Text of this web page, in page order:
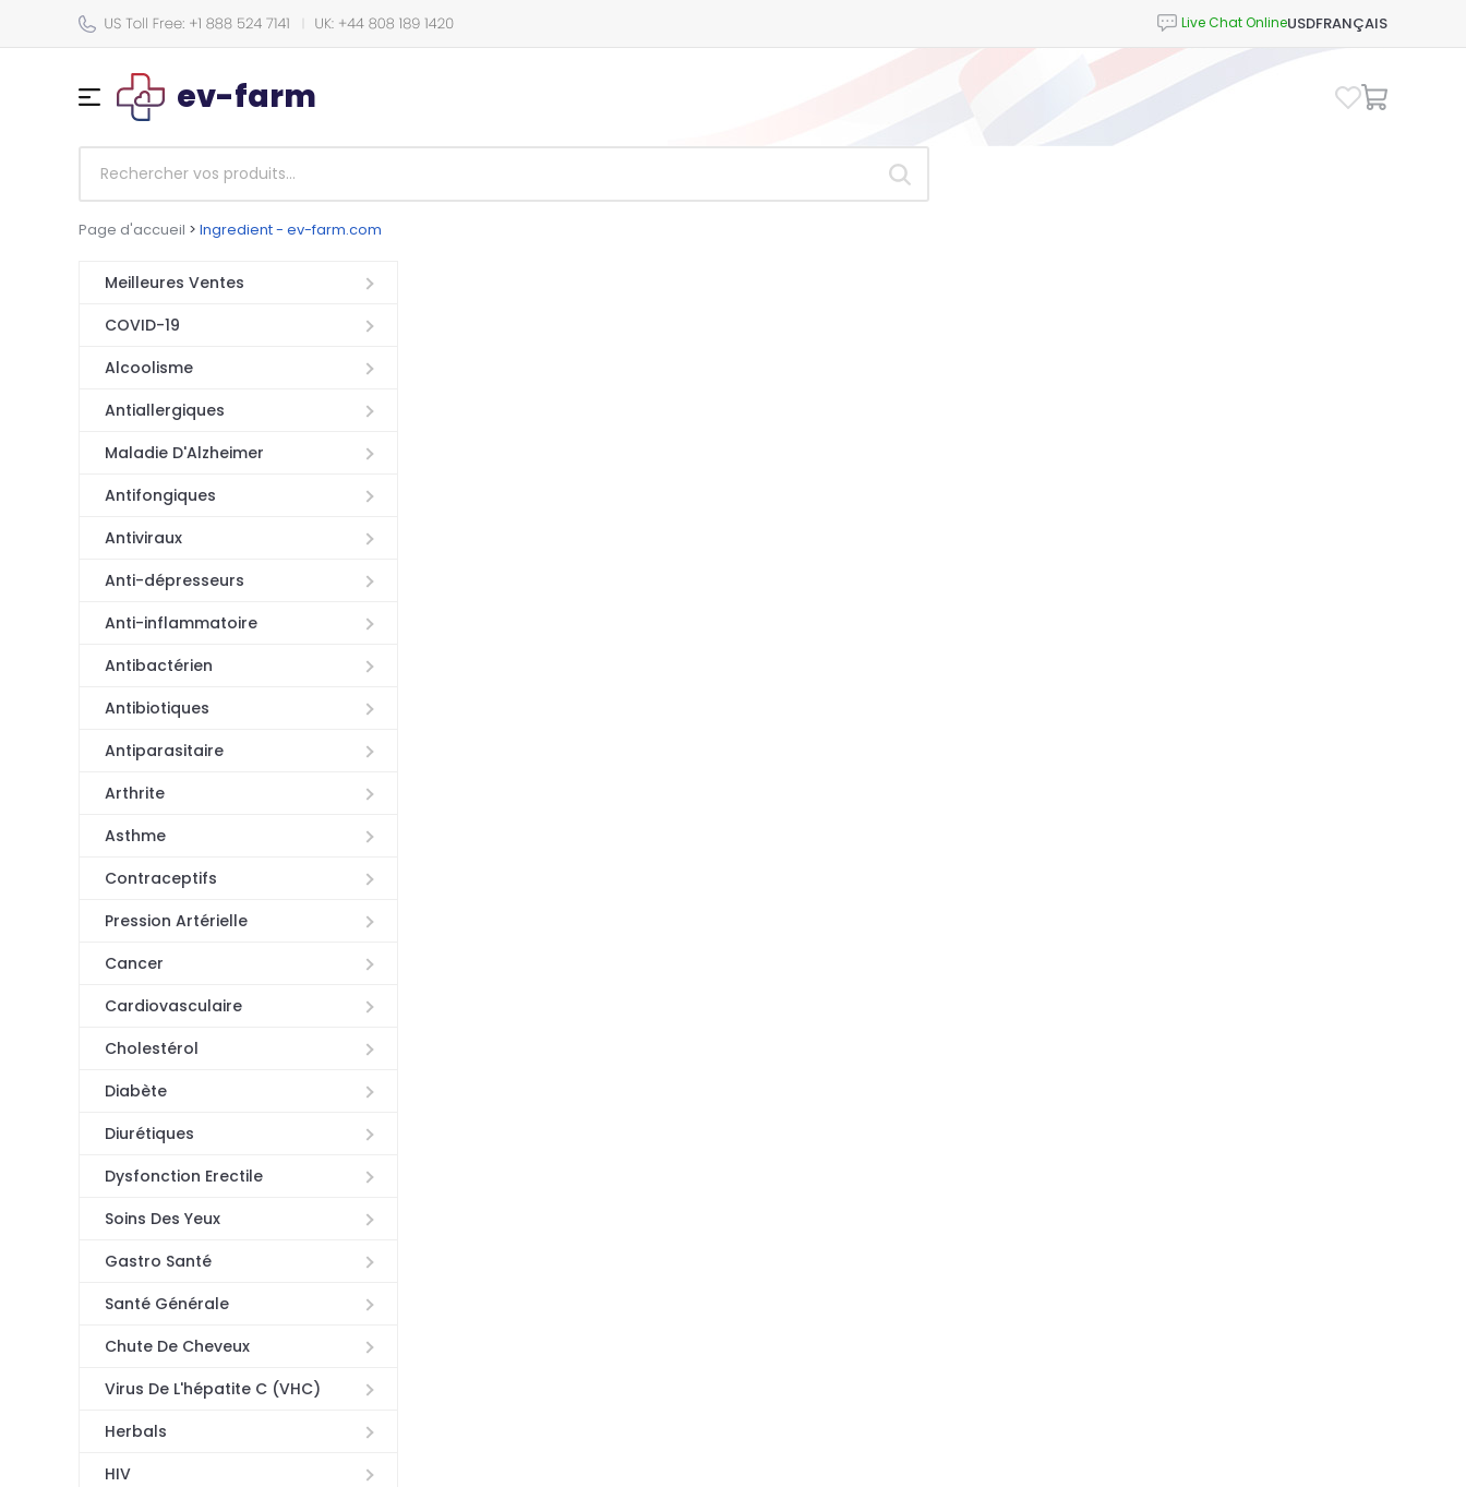
USDFRANÇAIS
ev-farm
Page d'accueil > Ingredient - ev-farm.com
Meilleures Ventes
COVID-19
Alcoolisme
Antiallergiques
Maladie D'Alzheimer
Antifongiques
Antiviraux
Anti-dépresseurs
Anti-inflammatoire
Antibactérien
Antibiotiques
Antiparasitaire
Arthrite
Asthme
Contraceptifs
Pression Artérielle
Cancer
Cardiovasculaire
Cholestérol
Diabète
Diurétiques
Dysfonction Erectile
Soins Des Yeux
Gastro Santé
Santé Générale
Chute De Cheveux
Virus De L'hépatite C (VHC)
Herbals
HIV